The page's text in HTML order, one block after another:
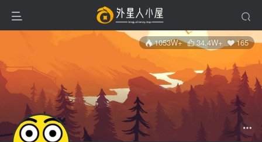
1053W+ 34.4W+ 165